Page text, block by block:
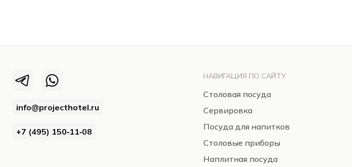
info@projecthotel.ru
+7 (495) 150‑11‑08
НАВИГАЦИЯ ПО САЙТУ
Столовая посуда
Сервировка
Посуда для напитков
Столовые приборы
Наплитная посуда